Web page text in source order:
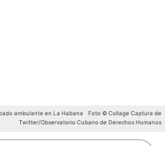
ambulante en La Habana
Foto © Collage Captura de
Twitter/Observatorio Cubano de Derechos Humanos